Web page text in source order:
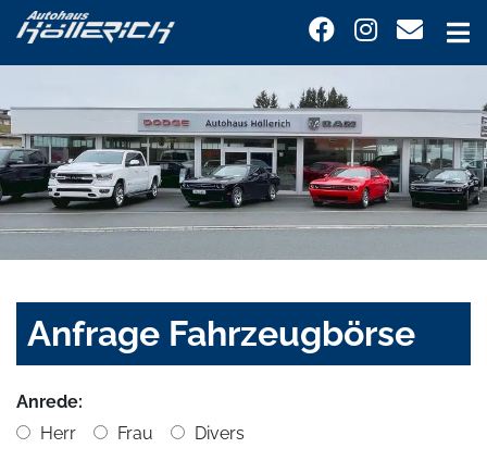
Anfrage Fahrzeugbörse
Anrede:
Herr
Frau Divers